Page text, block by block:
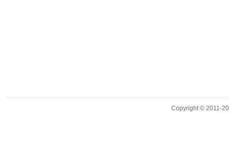
Copyright © 2011-